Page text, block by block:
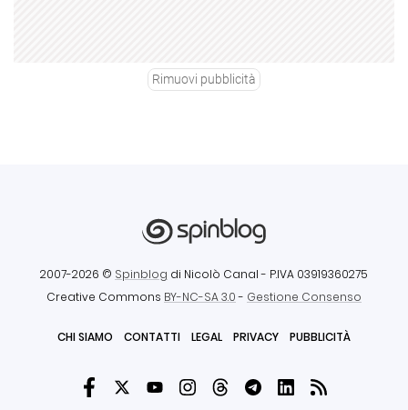
Rimuovi pubblicità
2007-2026 © Spinblog di Nicolò Canal - P.IVA 03919360275
Creative Commons BY-NC-SA 3.0- Gestione Consenso
CHI SIAMO CONTATTI LEGAL PRIVACY PUBBLICITÀ